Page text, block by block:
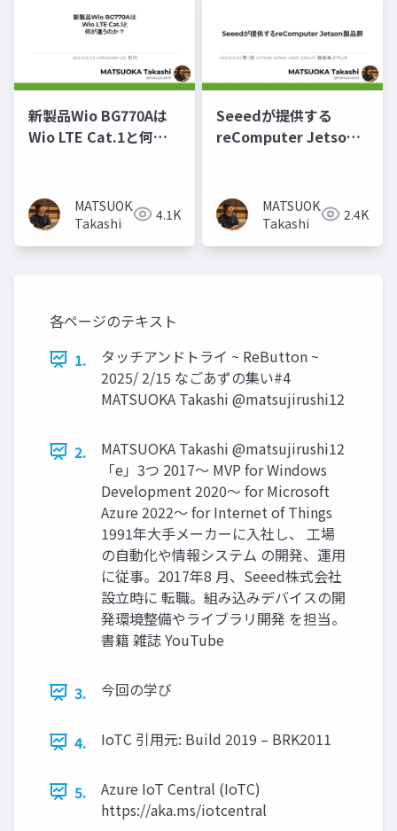
新製品Wio BG770Aは
Wio LTE Cat.1と何が
MATSUOKA
Takashi
4.1K
Seeedが提供する
reComputer Jetson
MATSUOKA
Takashi
2.4K
各ページのテキスト
1.
タッチアンドトライ ~ ReButton ~
2025/ 2/15 なごあずの集い#4
MATSUOKA Takashi @matsujirushi12
2.
MATSUOKA Takashi @matsujirushi12
「e」3つ 2017～ MVP for Windows
Development 2020～ for Microsoft
Azure 2022～ for Internet of Things
1991年大手メーカーに入社し、 工場
の自動化や情報システム の開発、運用
に従事。2017年8 月、Seeed株式会社
設立時に 転職。組み込みデバイスの開
発環境整備やライブラリ開発 を担当。
書籍 雑誌 YouTube
3. 今回の学び
4. IoTC 引用元: Build 2019 – BRK2011
5.
Azure IoT Central (IoTC)
https://aka.ms/iotcentral